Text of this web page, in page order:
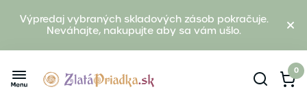
Výpredaj vybraných skladových zásob pokračuje.
Neváhajte, nakupujte aby sa vám ušlo.
0